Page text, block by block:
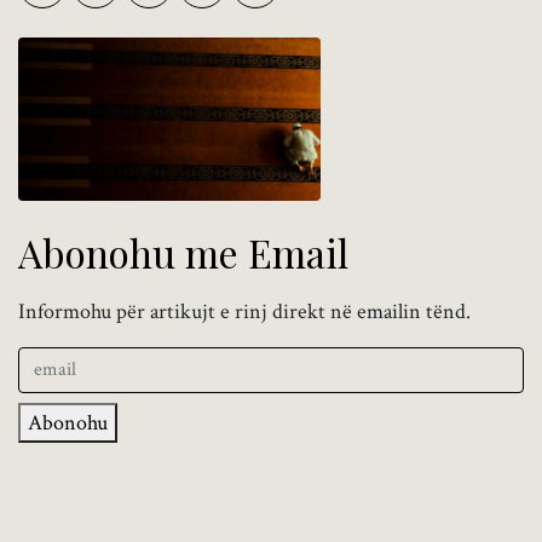
Abonohu me Email
Informohu për artikujt e rinj direkt në emailin tënd.
Abonohu